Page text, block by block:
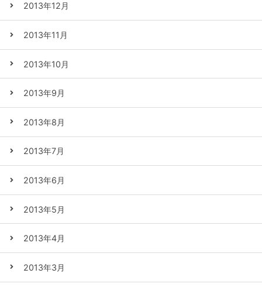
2013年12月
2013年11月
2013年10月
2013年9月
2013年8月
2013年7月
2013年6月
2013年5月
2013年4月
2013年3月